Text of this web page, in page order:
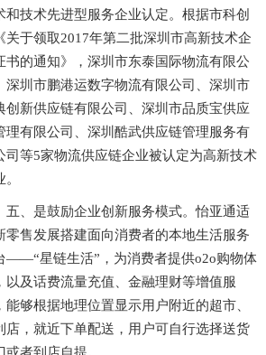
和技术先进型服务企业认定。根据市科创
关于领取2017年第二批深圳市高新技术企
书的通知》，深圳市东泰国际物流有限公
深圳市鹏港运数字物流有限公司、深圳市
创新供应链有限公司、深圳市品质宝供应
理有限公司、深圳酷武供应链管理服务有
司等5家物流供应链企业被认定为高新技术
五、是鼓励企业创新服务模式。怡亚通适
零售发展搭建面向消费者的本地生活服务
——“星链生活”，为消费者提供o2o购物体
以及话费流量充值、金融理财等增值服
能够根据地理位置显示用户附近的超市、
店，就近下单配送，用户可自行选择送货